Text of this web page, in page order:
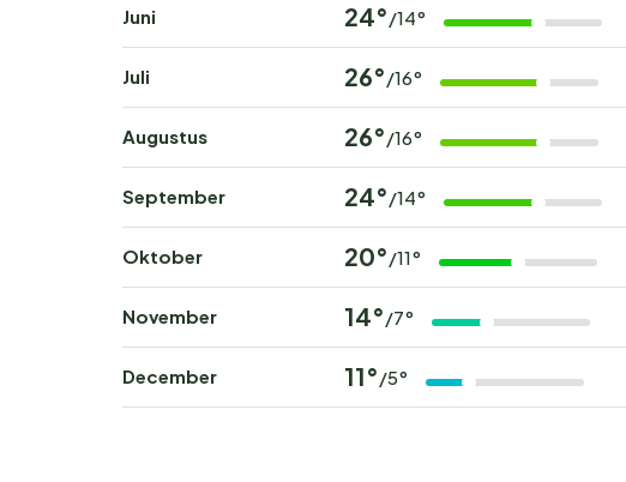
Juni 24°/14°
Juli 26°/16°
Augustus 26°/16°
September 24°/14°
Oktober 20°/11°
November 14°/7°
December 11°/5°